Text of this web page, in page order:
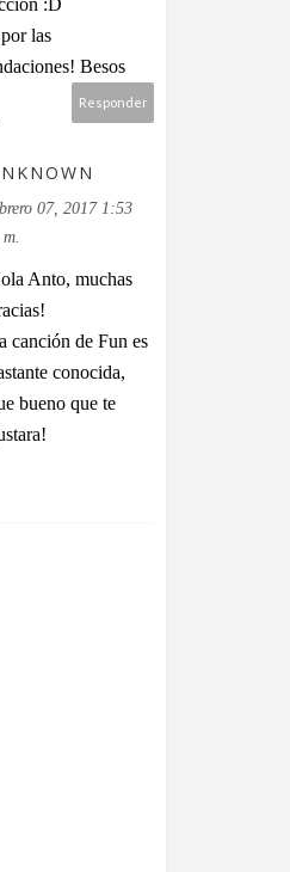
:D
las
Besos
Responder
07, 2017 1:53
Anto, muchas
canción de Fun es
conocida,
bueno que te